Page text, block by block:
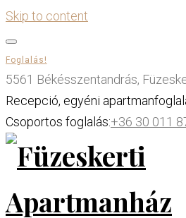
Skip to content
Foglalás!
5561 Békésszentandrás,
Recepció, egyéni
Csoportos foglalás:+36 30 011